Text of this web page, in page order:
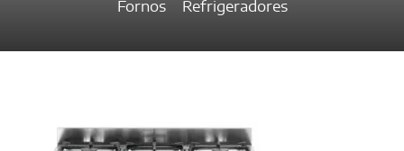
Fornos
Refrigeradores